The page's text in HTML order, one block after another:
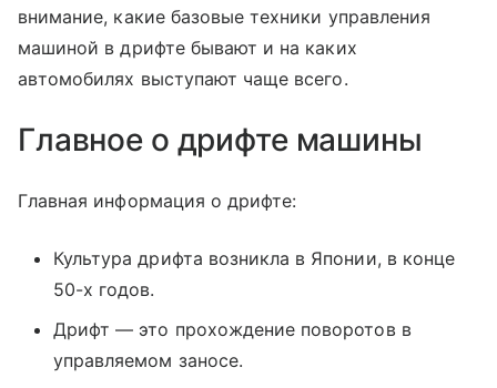
внимание, какие базовые техники управления
машиной в дрифте бывают и на каких
автомобилях выступают чаще всего.
Главное о дрифте машины
Главная информация о дрифте:
Культура дрифта возникла в Японии, в конце
50-х годов.
Дрифт — это прохождение поворотов в
управляемом заносе.